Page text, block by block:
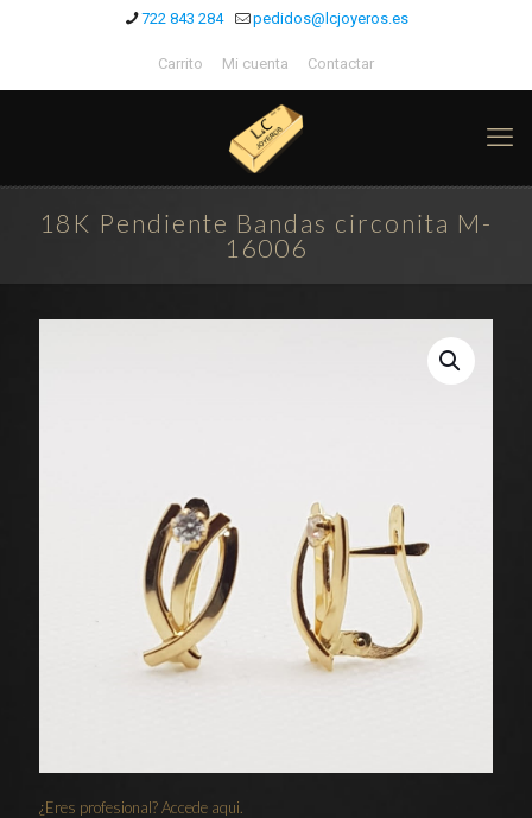
722 843 284 pedidos@lcjoyeros.es
Carrito Mi cuenta Contactar
18K Pendiente Bandas circonita M-
16006
¿Eres profesional? Accede aqui.